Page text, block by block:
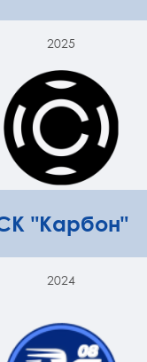
2025
"Карбон"
2024